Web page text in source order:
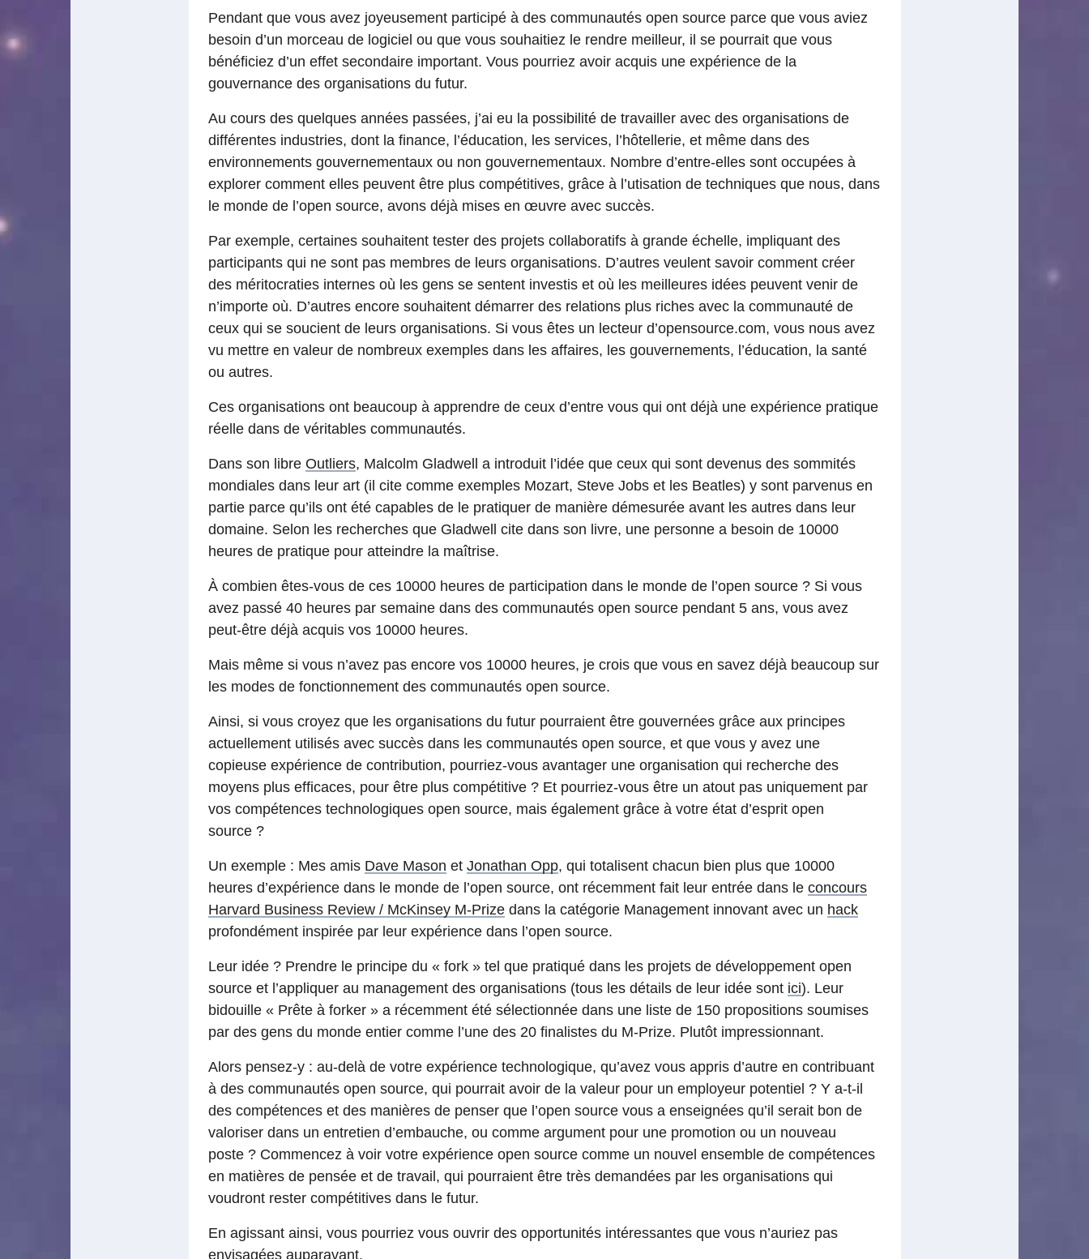
Pendant que vous avez joyeusement participé à des communautés open source parce que vous aviez
besoin d’un morceau de logiciel ou que vous souhaitiez le rendre meilleur, il se pourrait que vous
bénéficiez d’un effet secondaire important. Vous pourriez avoir acquis une expérience de la
gouvernance des organisations du futur.
Au cours des quelques années passées, j’ai eu la possibilité de travailler avec des organisations de
différentes industries, dont la finance, l’éducation, les services, l’hôtellerie, et même dans des
environnements gouvernementaux ou non gouvernementaux. Nombre d’entre-elles sont occupées à
explorer comment elles peuvent être plus compétitives, grâce à l’utisation de techniques que nous, dans
le monde de l’open source, avons déjà mises en œuvre avec succès.
Par exemple, certaines souhaitent tester des projets collaboratifs à grande échelle, impliquant des
participants qui ne sont pas membres de leurs organisations. D’autres veulent savoir comment créer
des méritocraties internes où les gens se sentent investis et où les meilleures idées peuvent venir de
n’importe où. D’autres encore souhaitent démarrer des relations plus riches avec la communauté de
ceux qui se soucient de leurs organisations. Si vous êtes un lecteur d’opensource.com, vous nous avez
vu mettre en valeur de nombreux exemples dans les affaires, les gouvernements, l’éducation, la santé
ou autres.
Ces organisations ont beaucoup à apprendre de ceux d’entre vous qui ont déjà une expérience pratique
réelle dans de véritables communautés.
Dans son libre Outliers, Malcolm Gladwell a introduit l’idée que ceux qui sont devenus des sommités
mondiales dans leur art (il cite comme exemples Mozart, Steve Jobs et les Beatles) y sont parvenus en
partie parce qu’ils ont été capables de le pratiquer de manière démesurée avant les autres dans leur
domaine. Selon les recherches que Gladwell cite dans son livre, une personne a besoin de 10000
heures de pratique pour atteindre la maîtrise.
À combien êtes-vous de ces 10000 heures de participation dans le monde de l’open source ? Si vous
avez passé 40 heures par semaine dans des communautés open source pendant 5 ans, vous avez
peut-être déjà acquis vos 10000 heures.
Mais même si vous n’avez pas encore vos 10000 heures, je crois que vous en savez déjà beaucoup sur
les modes de fonctionnement des communautés open source.
Ainsi, si vous croyez que les organisations du futur pourraient être gouvernées grâce aux principes
actuellement utilisés avec succès dans les communautés open source, et que vous y avez une
copieuse expérience de contribution, pourriez-vous avantager une organisation qui recherche des
moyens plus efficaces, pour être plus compétitive ? Et pourriez-vous être un atout pas uniquement par
vos compétences technologiques open source, mais également grâce à votre état d’esprit open
source ?
Un exemple : Mes amis Dave Mason et Jonathan Opp, qui totalisent chacun bien plus que 10000
heures d’expérience dans le monde de l’open source, ont récemment fait leur entrée dans le concours
Harvard Business Review / McKinsey M-Prizedans la catégorie Management innovant avec un hack
profondément inspirée par leur expérience dans l’open source.
Leur idée ? Prendre le principe du « fork » tel que pratiqué dans les projets de développement open
source et l’appliquer au management des organisations (tous les détails de leur idée sont ici). Leur
bidouille « Prête à forker » a récemment été sélectionnée dans une liste de 150 propositions soumises
par des gens du monde entier comme l’une des 20 finalistes du M-Prize. Plutôt impressionnant.
Alors pensez-y : au-delà de votre expérience technologique, qu’avez vous appris d’autre en contribuant
à des communautés open source, qui pourrait avoir de la valeur pour un employeur potentiel ? Y a-t-il
des compétences et des manières de penser que l’open source vous a enseignées qu’il serait bon de
valoriser dans un entretien d’embauche, ou comme argument pour une promotion ou un nouveau
poste ? Commencez à voir votre expérience open source comme un nouvel ensemble de compétences
en matières de pensée et de travail, qui pourraient être très demandées par les organisations qui
voudront rester compétitives dans le futur.
En agissant ainsi, vous pourriez vous ouvrir des opportunités intéressantes que vous n’auriez pas
envisagées auparavant.